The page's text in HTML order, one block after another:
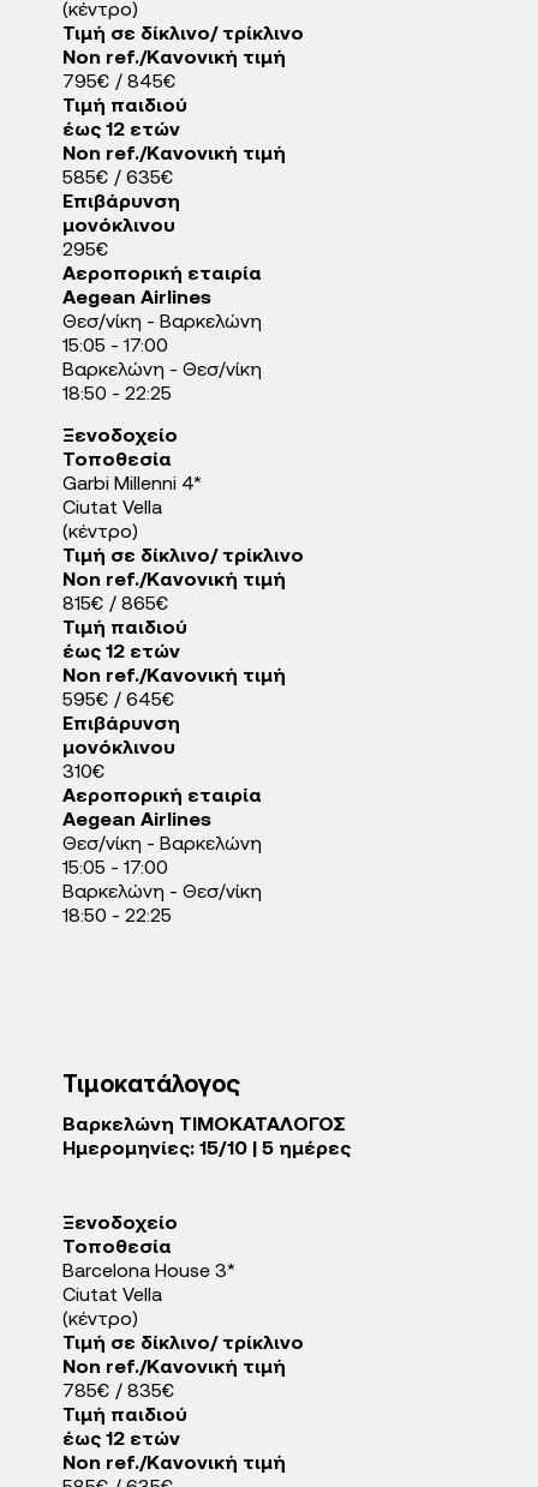
(κέντρο)
Τιμή σε δίκλινο/ τρίκλινο
Non ref./Κανονική τιμή
795€ / 845€
Τιμή παιδιού
έως 12 ετών
Non ref./Κανονική τιμή
585€ / 635€
Επιβάρυνση
μονόκλινου
295€
Αεροπορική εταιρία
Aegean Airlines
Θεσ/νίκη - Βαρκελώνη
15:05 - 17:00
Βαρκελώνη - Θεσ/νίκη
18:50 - 22:25
Ξενοδοχείo
Τοποθεσία
Garbi Millenni 4*
Ciutat Vella
(κέντρο)
Τιμή σε δίκλινο/ τρίκλινο
Non ref./Κανονική τιμή
815€ / 865€
Τιμή παιδιού
έως 12 ετών
Non ref./Κανονική τιμή
595€ / 645€
Επιβάρυνση
μονόκλινου
310€
Αεροπορική εταιρία
Aegean Airlines
Θεσ/νίκη - Βαρκελώνη
15:05 - 17:00
Βαρκελώνη - Θεσ/νίκη
18:50 - 22:25
Τιμοκατάλογος
Βαρκελώνη ΤΙΜΟΚΑΤΑΛΟΓΟΣ
Ημερομηνίες: 15/10 | 5 ημέρες
Ξενοδοχείo
Τοποθεσία
Barcelona House 3*
Ciutat Vella
(κέντρο)
Τιμή σε δίκλινο/ τρίκλινο
Non ref./Κανονική τιμή
785€ / 835€
Τιμή παιδιού
έως 12 ετών
Non ref./Κανονική τιμή